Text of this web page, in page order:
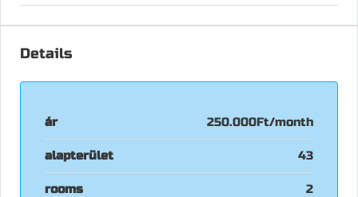
Details
ár 250.000Ft/month
alapterület 43
rooms 2